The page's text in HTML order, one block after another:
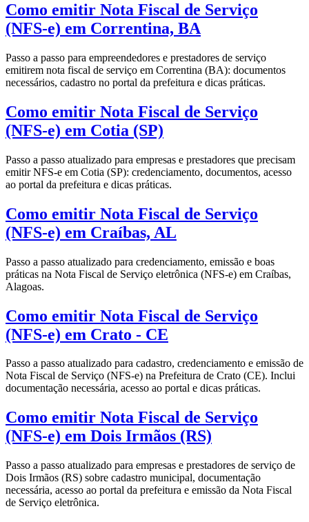
Como emitir Nota Fiscal de Serviço
(NFS-e) em Correntina, BA
Passo a passo para empreendedores e prestadores de serviço
emitirem nota fiscal de serviço em Correntina (BA): documentos
necessários, cadastro no portal da prefeitura e dicas práticas.
Como emitir Nota Fiscal de Serviço
(NFS-e) em Cotia (SP)
Passo a passo atualizado para empresas e prestadores que precisam
emitir NFS-e em Cotia (SP): credenciamento, documentos, acesso
ao portal da prefeitura e dicas práticas.
Como emitir Nota Fiscal de Serviço
(NFS-e) em Craíbas, AL
Passo a passo atualizado para credenciamento, emissão e boas
práticas na Nota Fiscal de Serviço eletrônica (NFS-e) em Craíbas,
Alagoas.
Como emitir Nota Fiscal de Serviço
(NFS-e) em Crato - CE
Passo a passo atualizado para cadastro, credenciamento e emissão de
Nota Fiscal de Serviço (NFS-e) na Prefeitura de Crato (CE). Inclui
documentação necessária, acesso ao portal e dicas práticas.
Como emitir Nota Fiscal de Serviço
(NFS-e) em Dois Irmãos (RS)
Passo a passo atualizado para empresas e prestadores de serviço de
Dois Irmãos (RS) sobre cadastro municipal, documentação
necessária, acesso ao portal da prefeitura e emissão da Nota Fiscal
de Serviço eletrônica.